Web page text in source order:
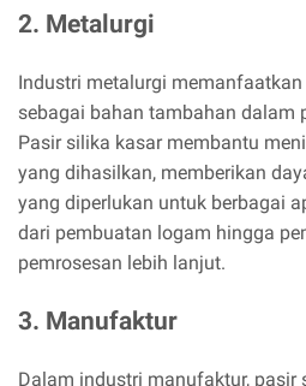
2. Metalurgi
Industri metalurgi
sebagai bahan tambahan dalam
Pasir silika kasar membantu
yang dihasilkan, memberikan
yang diperlukan untuk berbagai
dari pembuatan logam hingga
pemrosesan lebih lanjut.
3. Manufaktur
Dalam industri manufaktur, pasir